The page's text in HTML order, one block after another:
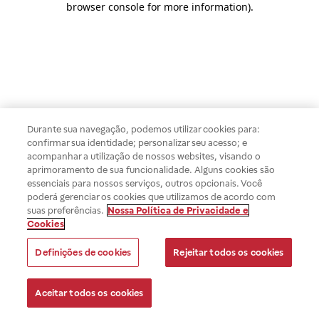
browser console for more information).
Durante sua navegação, podemos utilizar cookies para:
confirmar sua identidade; personalizar seu acesso; e
acompanhar a utilização de nossos websites, visando o
aprimoramento de sua funcionalidade. Alguns cookies são
essenciais para nossos serviços, outros opcionais. Você
poderá gerenciar os cookies que utilizamos de acordo com
suas preferências. Nossa Política de Privacidade e
Cookies
Definições de cookies Rejeitar todos os cookies
Aceitar todos os cookies